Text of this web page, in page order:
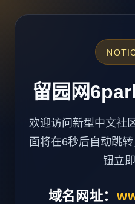
留园网
欢迎访问新型中文社
面将在6秒后自动跳
钮立
域名网址：